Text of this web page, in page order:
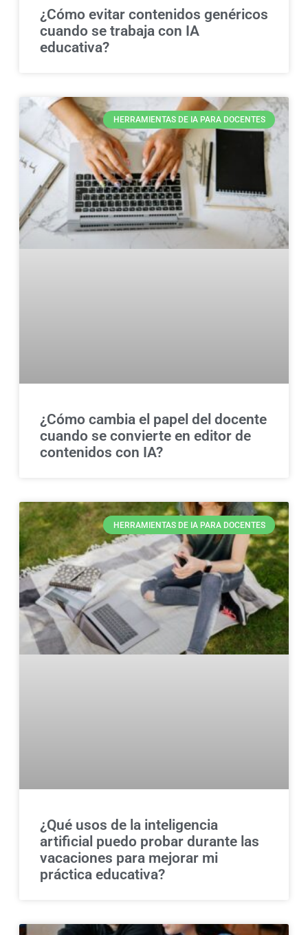
¿Cómo evitar contenidos genéricos
cuando se trabaja con IA
educativa?
HERRAMIENTAS DE IA PARA DOCENTES
¿Cómo cambia el papel del docente
cuando se convierte en editor de
contenidos con IA?
HERRAMIENTAS DE IA PARA DOCENTES
¿Qué usos de la inteligencia
artificial puedo probar durante las
vacaciones para mejorar mi
práctica educativa?